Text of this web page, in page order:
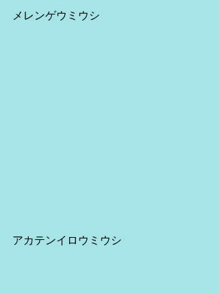
メレンゲウミウシ
アカテンイロウミウシ